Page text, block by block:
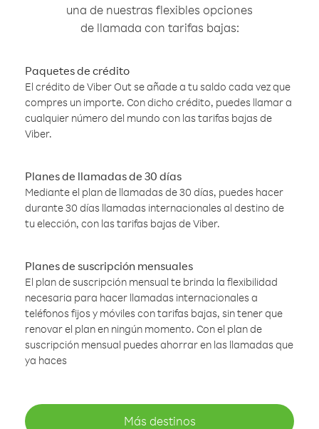
una de nuestras flexibles opciones
de llamada con tarifas bajas:
Paquetes de crédito
El crédito de Viber Out se añade a tu saldo cada vez que
compres un importe. Con dicho crédito, puedes llamar a
cualquier número del mundo con las tarifas bajas de
Viber.
Planes de llamadas de 30 días
Mediante el plan de llamadas de 30 días, puedes hacer
durante 30 días llamadas internacionales al destino de
tu elección, con las tarifas bajas de Viber.
Planes de suscripción mensuales
El plan de suscripción mensual te brinda la flexibilidad
necesaria para hacer llamadas internacionales a
teléfonos fijos y móviles con tarifas bajas, sin tener que
renovar el plan en ningún momento. Con el plan de
suscripción mensual puedes ahorrar en las llamadas que
ya haces
Más destinos